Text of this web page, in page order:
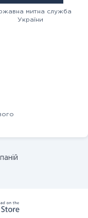
митна служба
України